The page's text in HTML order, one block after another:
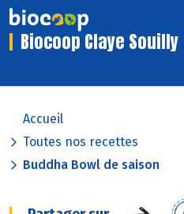
Biocoop Claye Souilly
Accueil
Toutes nos recettes
Buddha Bowl de saison